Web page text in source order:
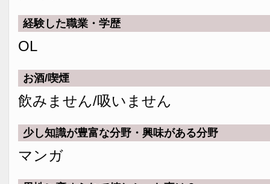
経験した職業・学歴
OL
お酒/喫煙
飲みません/吸いません
少し知識が豊富な分野・興味がある分野
マンガ